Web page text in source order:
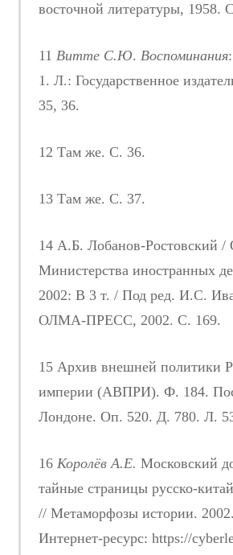
восточной литературы, 1958.
11 Витте С.Ю. Воспоминания
1. Л.: Государственное
35, 36.
12 Там же. С. 36.
13 Там же. С. 37.
14 А.Б. Лобанов-Ростовский /
Министерства иностранных
2002: В 3 т. / Под ред. И.С.
ОЛМА-ПРЕСС, 2002. С. 169.
15 Архив внешней политики
империи (АВПРИ). Ф. 184.
Лондоне. Оп. 520. Д. 780. Л.
16 Королёв А.Е. Московский
тайные страницы русско-
// Метаморфозы истории.
Интернет-ресурс: https://